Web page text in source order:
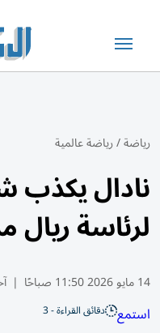
رياضة/رياضة عالمية
نادال يكذب
لرئاسة ريال
14 مايو 2026 11:50 صباحًا |
استمع دقائق القراءة - 3